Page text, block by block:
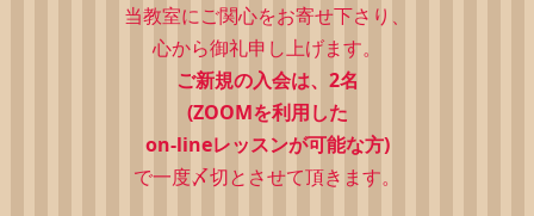
当教室にご関心をお寄せ下さり、
心から御礼申し上げます。
ご新規の入会は、2名
(ZOOMを利用した
on-lineレッスンが可能な方)
で一度〆切とさせて頂きます。